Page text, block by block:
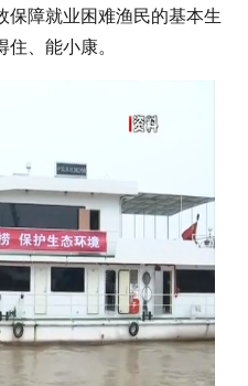
保障就业困难渔民的基本生
、能小康。